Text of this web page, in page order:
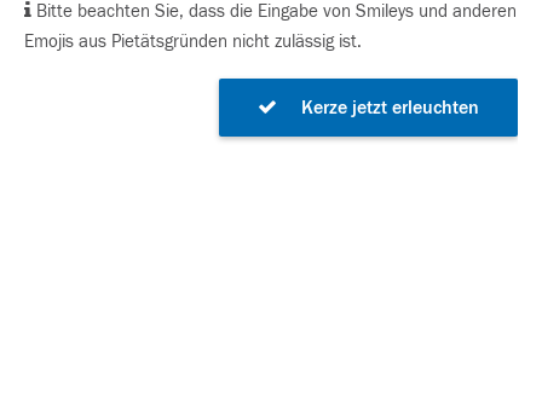
Bitte beachten Sie, dass die Eingabe von Smileys und anderen
Emojis aus Pietätsgründen nicht zulässig ist.
Kerze jetzt erleuchten